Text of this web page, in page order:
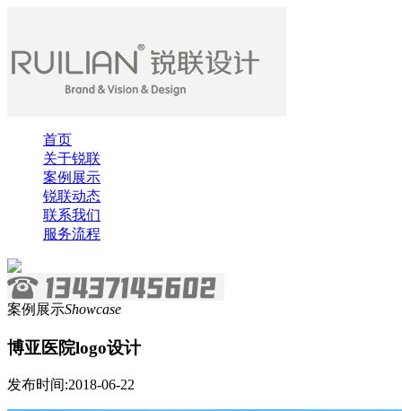
首页
关于锐联
案例展示
锐联动态
联系我们
服务流程
案例展示Showcase
博亚医院logo设计
发布时间:2018-06-22